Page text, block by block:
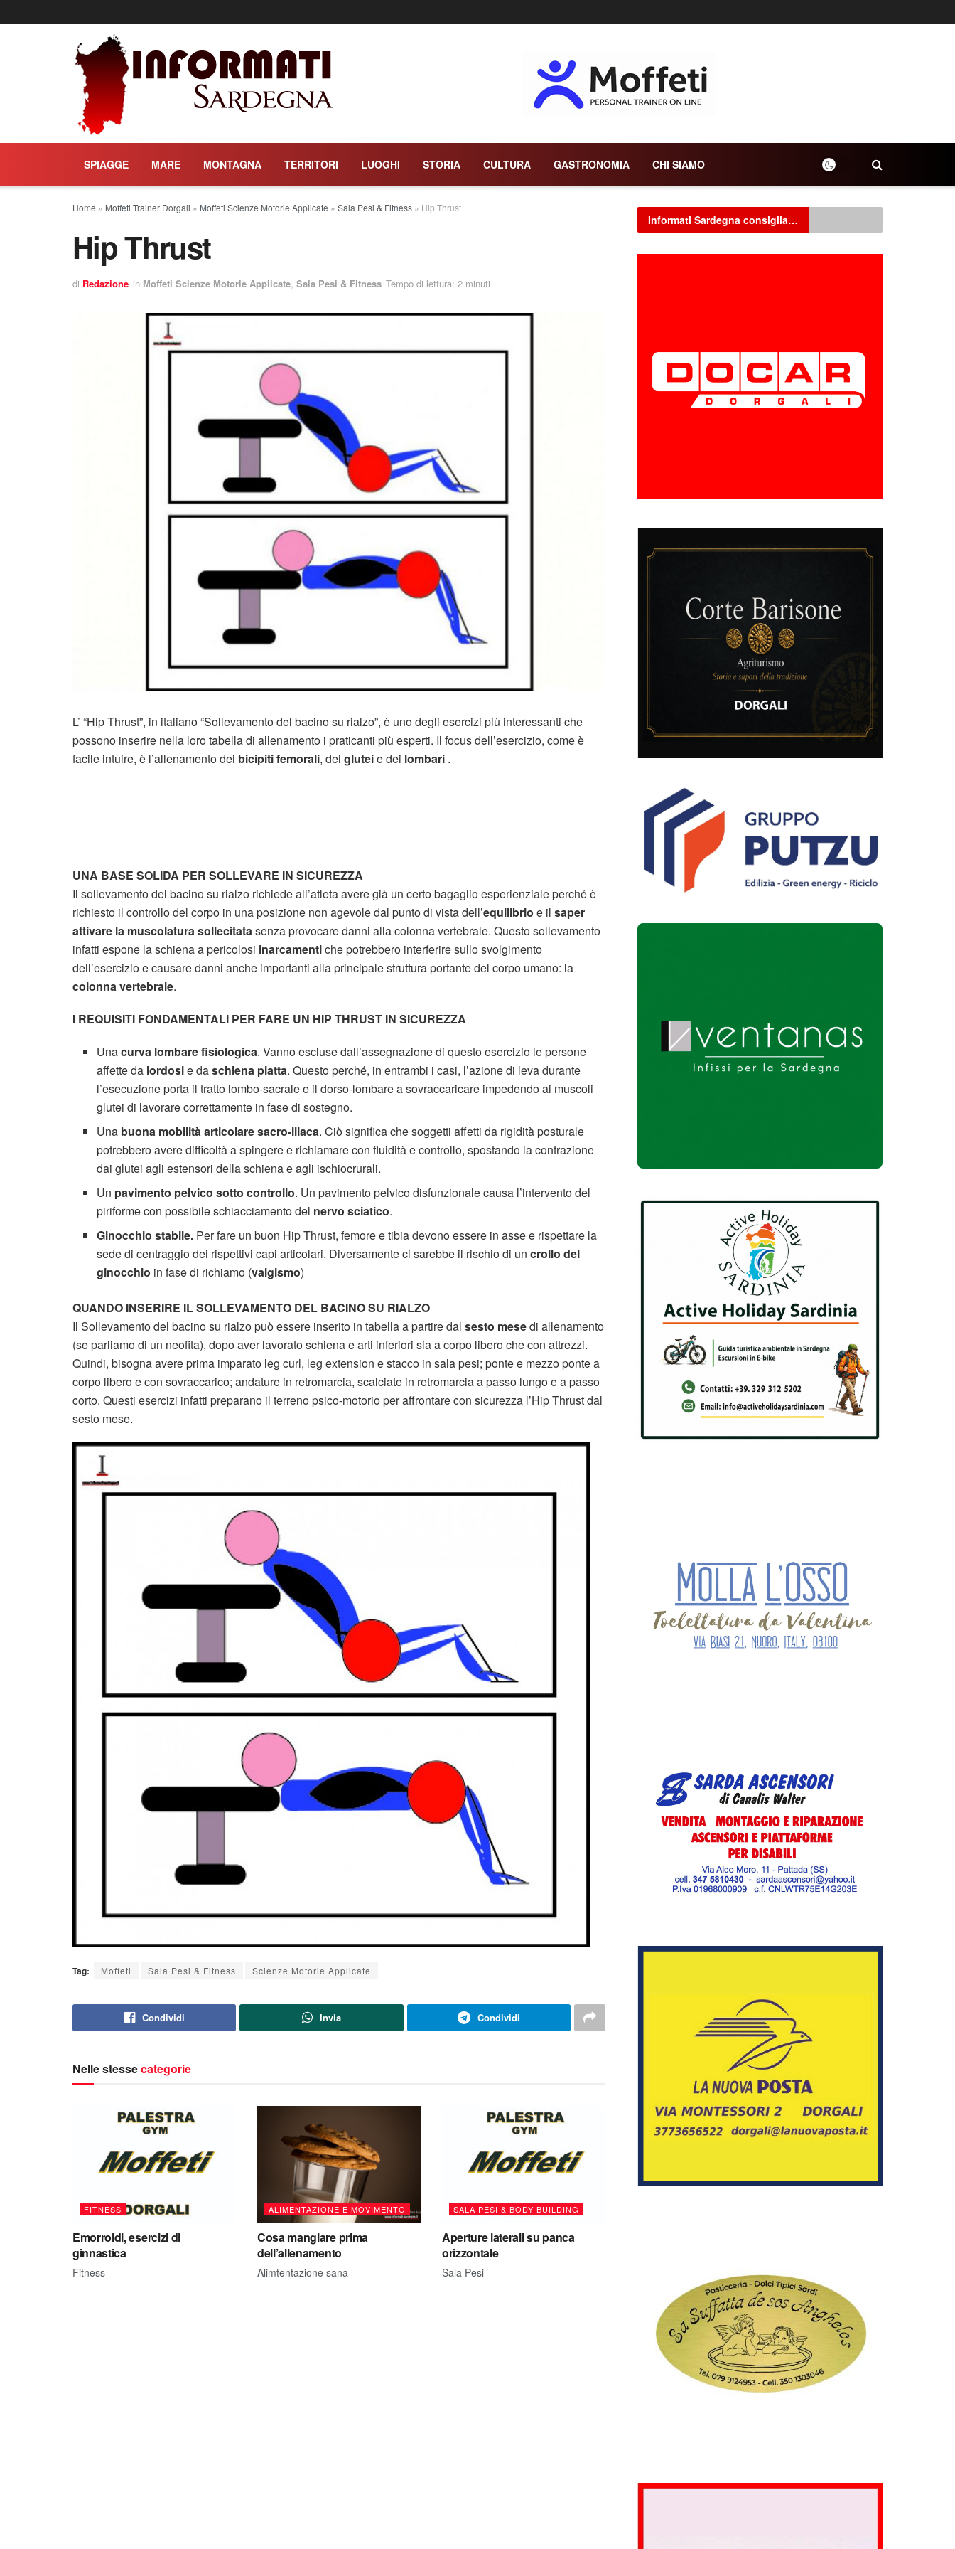
SPIAGGE MARE MONTAGNA TERRITORI LUOGHI STORIA CULTURA GASTRONOMIA CHI SIAMO
Home » Moffeti Trainer Dorgali » Moffeti Scienze Motorie Applicate » Sala Pesi & Fitness » Hip Thrust
Hip Thrust
di Redazione in Moffeti Scienze Motorie Applicate, Sala Pesi & Fitness Tempo di lettura: 2 minuti
L’ “Hip Thrust”, in italiano “Sollevamento del bacino su rialzo”, è uno degli esercizi più interessanti che
possono inserire nella loro tabella di allenamento i praticanti più esperti. Il focus dell’esercizio, come è
facile intuire, è l’allenamento dei bicipiti femorali, dei gluteie dei lombari .
UNA BASE SOLIDA PER SOLLEVARE IN SICUREZZA
Il sollevamento del bacino su rialzo richiede all’atleta avere già un certo bagaglio esperienziale perché è
richiesto il controllo del corpo in una posizione non agevole dal punto di vista dell’equilibrio e il saper
attivare la muscolatura sollecitatasenza provocare danni alla colonna vertebrale. Questo sollevamento
infatti espone la schiena a pericolosi inarcamentiche potrebbero interferire sullo svolgimento
dell’esercizio e causare danni anche importanti alla principale struttura portante del corpo umano: la
colonna vertebrale.
I REQUISITI FONDAMENTALI PER FARE UN HIP THRUST IN SICUREZZA
Unacurva lombare fisiologica. Vanno escluse dall’assegnazione di questo esercizio le persone
affette da lordosie daschiena piatta. Questo perché, in entrambi i casi, l’azione di leva durante
l’esecuzione porta il tratto lombo-sacrale e il dorso-lombare a sovraccaricare impedendo ai muscoli
glutei di lavorare correttamente in fase di sostegno.
Una buona mobilità articolare sacro-iliaca. Ciò significa che soggetti affetti da rigidità posturale
potrebbero avere difficoltà a spingere e richiamare con fluidità e controllo, spostando la contrazione
dai glutei agli estensori della schiena e agli ischiocrurali.
Un pavimento pelvico sotto controllo. Un pavimento pelvico disfunzionale causa l’intervento del
piriforme con possibile schiacciamento del nervo sciatico.
Ginocchio stabile. Per fare un buon Hip Thrust, femore e tibia devono essere in asse e rispettare la
sede di centraggio dei rispettivi capi articolari. Diversamente ci sarebbe il rischio di uncrollo del
ginocchio in fase di richiamo (valgismo)
QUANDO INSERIRE IL SOLLEVAMENTO DEL BACINO SU RIALZO
Il Sollevamento del bacino su rialzo può essere inserito in tabella a partire dal sesto mesedi allenamento
(se parliamo di un neofita), dopo aver lavorato schiena e arti inferiori sia a corpo libero che con attrezzi.
Quindi, bisogna avere prima imparato leg curl, leg extension e stacco in sala pesi; ponte e mezzo ponte a
corpo libero e con sovraccarico; andature in retromarcia, scalciate in retromarcia a passo lungo e a passo
corto. Questi esercizi infatti preparano il terreno psico-motorio per affrontare con sicurezza l’Hip Thrust dal
sesto mese.
Tag: Moffeti Sala Pesi & Fitness Scienze Motorie Applicate
Condividi Invia Condividi
Nelle stessecategorie
FITNESS
Emorroidi, esercizi di
ginnastica
Fitness
ALIMENTAZIONE E MOVIMENTO
Cosa mangiare prima
dell’allenamento
Alimtentazione sana
SALA PESI & BODY BUILDING
Aperture laterali su panca
orizzontale
Sala Pesi
Informati Sardegna consiglia…